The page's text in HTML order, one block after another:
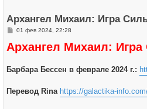
Архангел Михаил: Игра
С
о
б
н
01 фев 2024, 22:28
Архангел Михаил:
Барбара Бессен в феврале 2024 г.:
Перевод Rina https://galactika-